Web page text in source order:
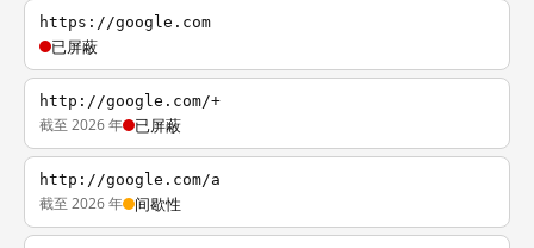
https://google.com
已屏蔽
http://google.com/+
截至 2026 年 已屏蔽
http://google.com/a
截至 2026 年 间歇性